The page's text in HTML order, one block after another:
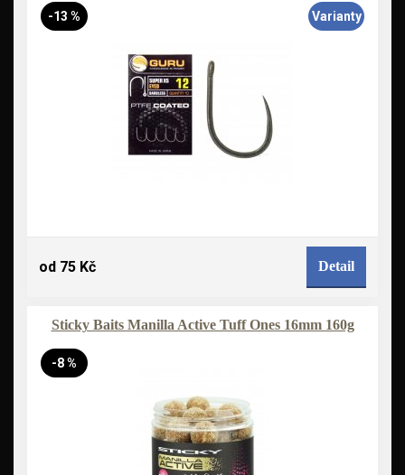
-13 % Varianty
od 75 Kč Detail
Sticky Baits Manilla Active Tuff Ones 16mm 160g
-8 %